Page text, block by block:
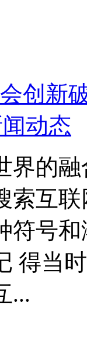
创新
动态
界的
索互
符号
得当
...